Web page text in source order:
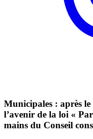
Municipales : après
l’avenir de la loi «
mains du Conseil